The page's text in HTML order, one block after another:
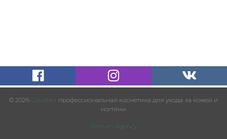
© 2026 Calutte - профессиональная косметика для ухода за кожей и
ногтями
Ferrum Agency